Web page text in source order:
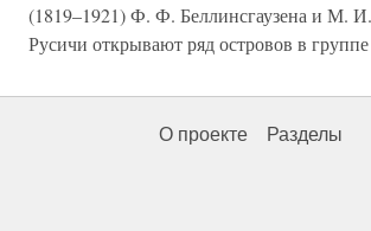
(1819–1921) Ф. Ф. Беллинсгаузена и М. И.
Русичи открывают ряд островов в группе
О проекте Разделы